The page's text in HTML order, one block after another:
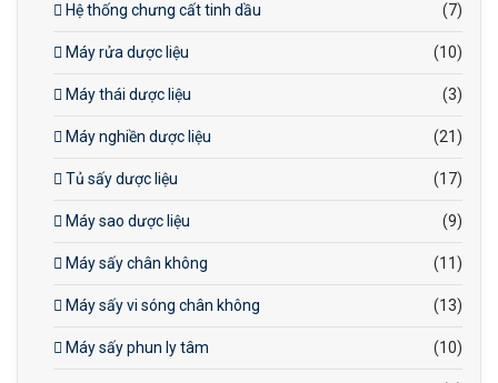
Hệ thống chưng cất tinh dầu (7)
Máy rửa dược liệu (10)
Máy thái dược liệu (3)
Máy nghiền dược liệu (21)
Tủ sấy dược liệu (17)
Máy sao dược liệu (9)
Máy sấy chân không (11)
Máy sấy vi sóng chân không (13)
Máy sấy phun ly tâm (10)